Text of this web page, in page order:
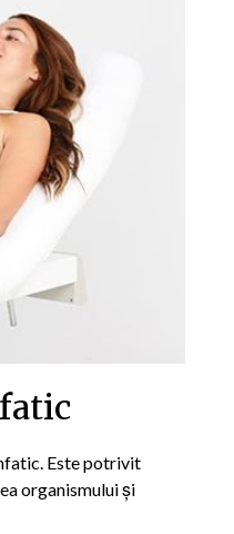
Este potrivit
organismului și